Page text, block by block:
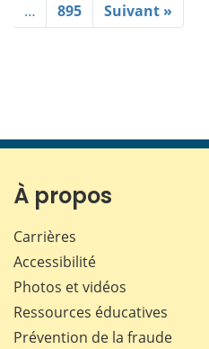
…
895 Suivant »
À propos
Carrières
Accessibilité
Photos et vidéos
Ressources éducatives
Prévention de la fraude